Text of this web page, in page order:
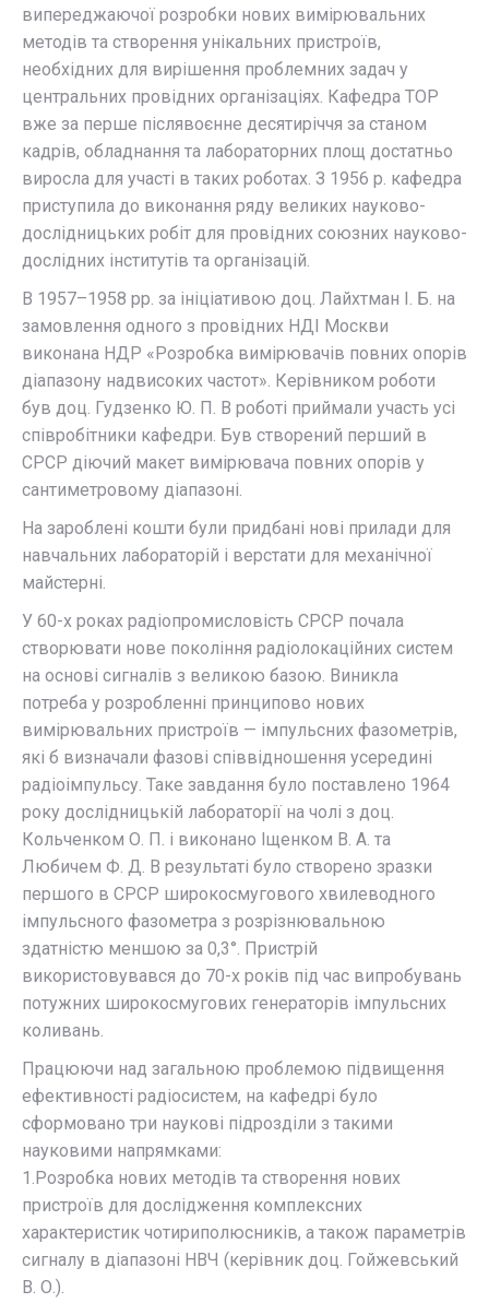
випереджаючої розробки нових вимірювальних
методів та створення унікальних пристроїв,
необхідних для вирішення проблемних задач у
центральних провідних організаціях. Кафедра ТОР
вже за перше післявоєнне десятиріччя за станом
кадрів, обладнання та лабораторних площ достатньо
виросла для участі в таких роботах. З 1956 р. кафедра
приступила до виконання ряду великих науково-
дослідницьких робіт для провідних союзних науково-
дослідних інститутів та організацій.
В 1957–1958 рр. за ініціативою доц. Лайхтман І. Б. на
замовлення одного з провідних НДІ Москви
виконана НДР «Розробка вимірювачів повних опорів
діапазону надвисоких частот». Керівником роботи
був доц. Гудзенко Ю. П. В роботі приймали участь усі
співробітники кафедри. Був створений перший в
СРСР діючий макет вимірювача повних опорів у
сантиметровому діапазоні.
На зароблені кошти були придбані нові прилади для
навчальних лабораторій і верстати для механічної
майстерні.
У 60-х роках радіопромисловість СРСР почала
створювати нове покоління радіолокаційних систем
на основі сигналів з великою базою. Виникла
потреба у розробленні принципово нових
вимірювальних пристроїв — імпульсних фазометрів,
які б визначали фазові співвідношення усередині
радіоімпульсу. Таке завдання було поставлено 1964
року дослідницькій лабораторії на чолі з доц.
Кольченком О. П. і виконано Іщенком В. А. та
Любичем Ф. Д. В результаті було створено зразки
першого в СРСР широкосмугового хвилеводного
імпульсного фазометра з розрізнювальною
здатністю меншою за 0,3°. Пристрій
використовувався до 70-х років під час випробувань
потужних широкосмугових генераторів імпульсних
коливань.
Працюючи над загальною проблемою підвищення
ефективності радіосистем, на кафедрі було
сформовано три наукові підрозділи з такими
науковими напрямками:
1.Розробка нових методів та створення нових
пристроїв для дослідження комплексних
характеристик чотириполюсників, а також параметрів
сигналу в діапазоні НВЧ (керівник доц. Гойжевський
В. О.).